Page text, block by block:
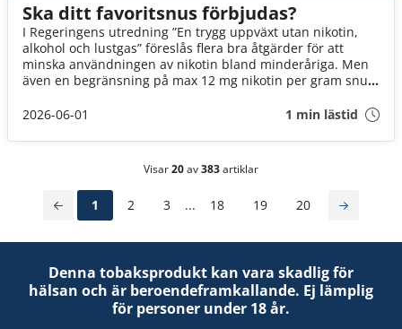
Ska ditt favoritsnus förbjudas?
I Regeringens utredning ”En trygg uppväxt utan nikotin,
alkohol och lustgas” föreslås flera bra åtgärder för att
minska användningen av nikotin bland minderåriga. Men
även en begränsning på max 12 mg nikotin per gram snus
mycket hårt slag mot Sveriges snusare. Om inte
kommer 3 av 4 av oss att drabbas.
2026-06-01 1 min lästid
Visar20av383artiklar
1 2 3 ... 18 19 20
Denna tobaksprodukt kan vara skadlig för
hälsan och är beroendeframkallande. Ej lämplig
för personer under 18 år.